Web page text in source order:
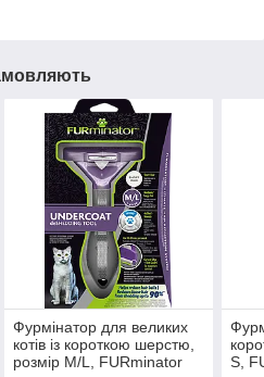
Фурмінатор для великих
котів із короткою шерстю,
розмір М/L, FURminator
S,